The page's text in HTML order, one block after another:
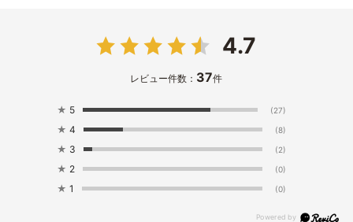
4.7
レビュー件数： 37件
★ 5 (27)
★ 4 (8)
★ 3 (2)
★ 2 (0)
★ 1 (0)